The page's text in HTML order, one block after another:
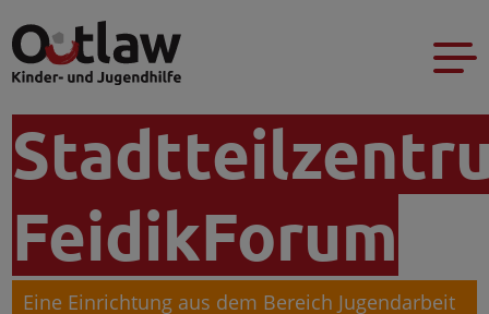
FeidikForum
Eine Einrichtung aus dem Bereich Jugendarbeit